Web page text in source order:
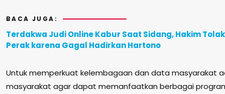
BACA JUGA:
Terdakwa Judi Online Kabur Saat Sidang, Hakim
Perak karena Gagal Hadirkan Hartono
Untuk memperkuat kelembagaan dan data masyarakat
masyarakat agar dapat memanfaatkan berbagai